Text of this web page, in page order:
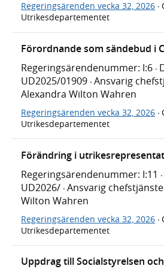
Regeringsärenden vecka 32, 2026 ·
Utrikesdepartementet
Förordnande som sändebud i
Regeringsärendenummer: I:6 ·
UD2025/01909 · Ansvarig
Alexandra Wilton Wahren
Regeringsärenden vecka 32, 2026 ·
Utrikesdepartementet
Förändring i
Regeringsärendenummer: I:11 ·
UD2026/ · Ansvarig
Wilton Wahren
Regeringsärenden vecka 32, 2026 ·
Utrikesdepartementet
Uppdrag till Socialstyrelsen